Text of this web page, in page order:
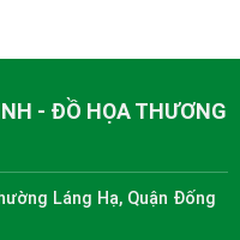
- ĐỒ HỌA THƯƠNG
Láng Hạ, Quận Đống